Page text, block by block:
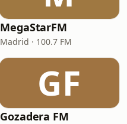
MegaStarFM
Madrid · 100.7 FM
GF
Gozadera FM